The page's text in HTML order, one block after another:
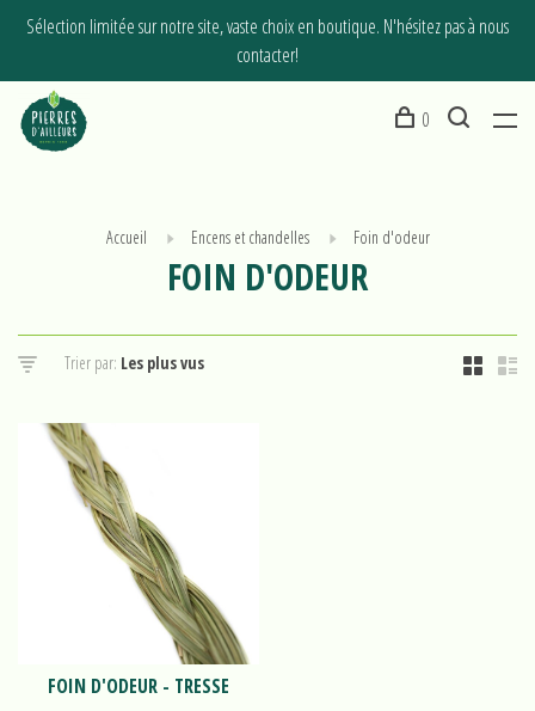
Sélection limitée sur notre site, vaste choix en boutique. N'hésitez pas à nous
contacter!
0
Accueil Encens et chandelles Foin d'odeur
FOIN D'ODEUR
Trier par:
FOIN D'ODEUR - TRESSE